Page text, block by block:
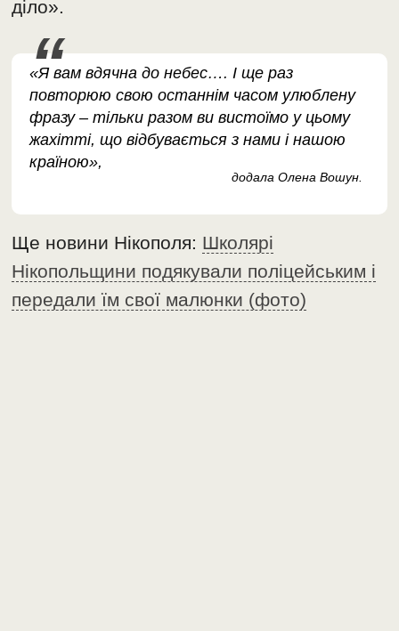
діло».
«Я вам вдячна до небес…. І ще раз
повторюю свою останнім часом улюблену
фразу – тільки разом ви вистоїмо у цьому
жахітті, що відбувається з нами і нашою
країною»,
додала Олена Вошун.
Ще новини Нікополя: Школярі
Нікопольщини подякували поліцейським і
передали їм свої малюнки (фото)